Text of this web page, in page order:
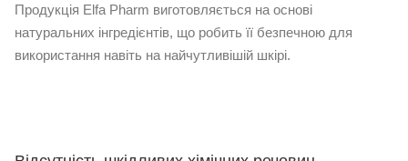
Продукція Elfa Pharm виготовляється на основі
натуральних інгредієнтів, що робить її безпечною для
використання навіть на найчутливішій шкірі.